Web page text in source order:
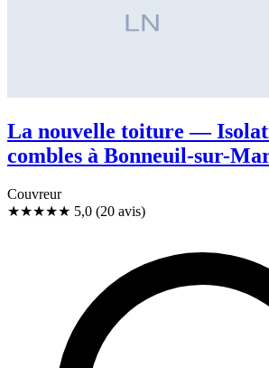
La nouvelle toiture —
combles à Bonneuil-sur-
Couvreur
★★★★★ 5,0 (20 avis)